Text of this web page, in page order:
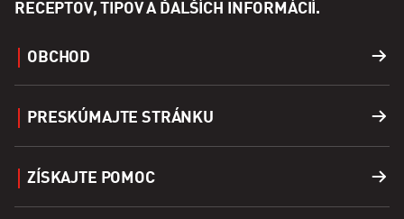
RECEPTOV, TIPOV A ĎALŠÍCH INFORMÁCIÍ.
OBCHOD
Palivo
PRESKÚMAJTE STRÁNKU
ZÍSKAJTE POMOC